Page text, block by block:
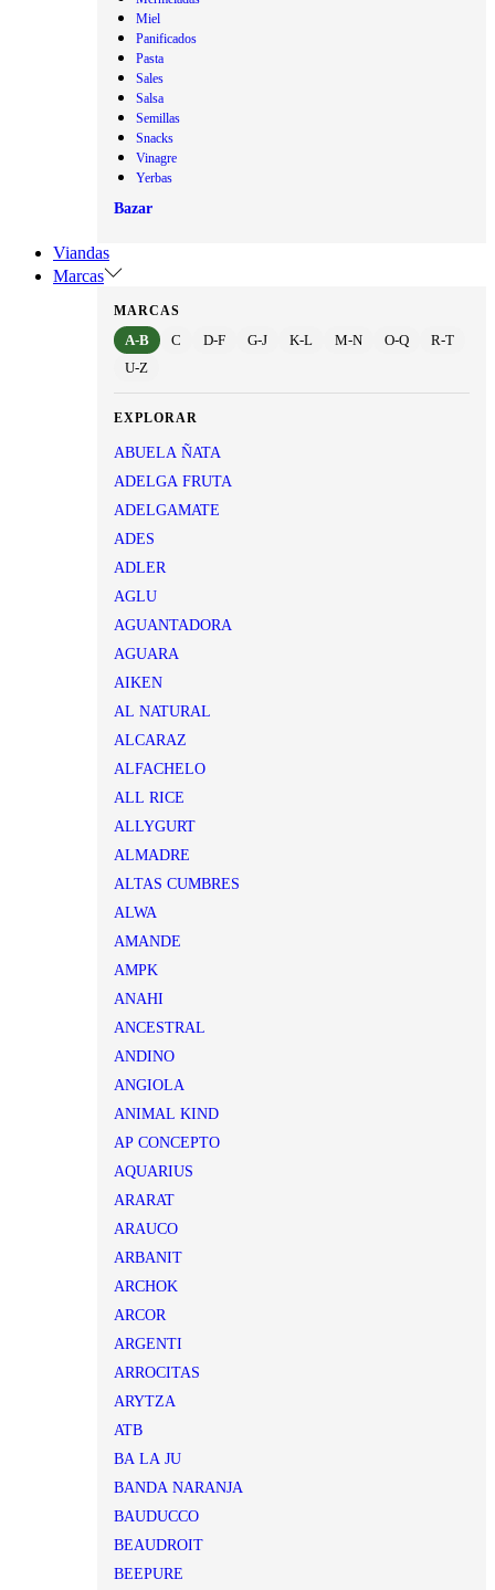
Miel
Panificados
Pasta
Sales
Salsa
Semillas
Snacks
Vinagre
Yerbas
Bazar
Viandas
Marcas
MARCAS
A-B C D-F G-J K-L M-N O-Q
R-T
U-Z
EXPLORAR
ABUELA ÑATA
ADELGA FRUTA
ADELGAMATE
ADES
ADLER
AGLU
AGUANTADORA
AGUARA
AIKEN
AL NATURAL
ALCARAZ
ALFACHELO
ALL RICE
ALLYGURT
ALMADRE
ALTAS CUMBRES
ALWA
AMANDE
AMPK
ANAHI
ANCESTRAL
ANDINO
ANGIOLA
ANIMAL KIND
AP CONCEPTO
AQUARIUS
ARARAT
ARAUCO
ARBANIT
ARCHOK
ARCOR
ARGENTI
ARROCITAS
ARYTZA
ATB
BA LA JU
BANDA NARANJA
BAUDUCCO
BEAUDROIT
BEEPURE